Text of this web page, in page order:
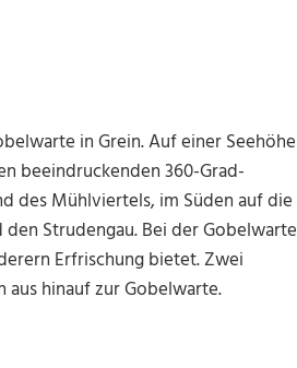
in Grein. Auf einer Seehöhe
beeindruckenden 360-Grad-
des Mühlviertels, im Süden auf die
Strudengau. Bei der Gobelwarte
Erfrischung bietet. Zwei
hinauf zur Gobelwarte.